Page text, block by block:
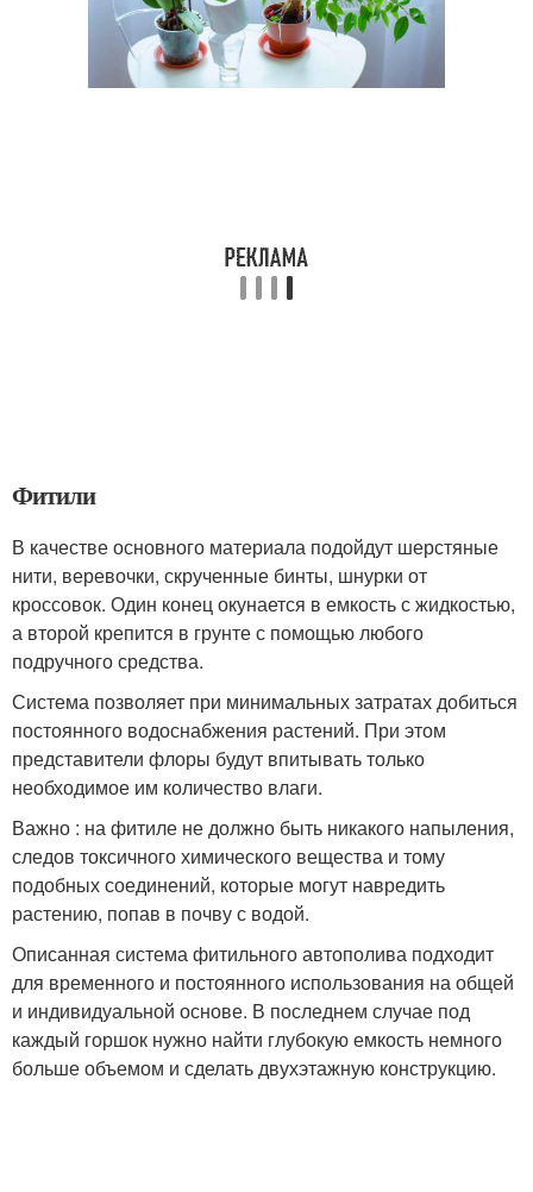
Фитили
В качестве основного материала подойдут шерстяные
нити, веревочки, скрученные бинты, шнурки от
кроссовок. Один конец окунается в емкость с жидкостью,
а второй крепится в грунте с помощью любого
подручного средства.
Система позволяет при минимальных затратах добиться
постоянного водоснабжения растений. При этом
представители флоры будут впитывать только
необходимое им количество влаги.
Важно : на фитиле не должно быть никакого напыления,
следов токсичного химического вещества и тому
подобных соединений, которые могут навредить
растению, попав в почву с водой.
Описанная система фитильного автополива подходит
для временного и постоянного использования на общей
и индивидуальной основе. В последнем случае под
каждый горшок нужно найти глубокую емкость немного
больше объемом и сделать двухэтажную конструкцию.